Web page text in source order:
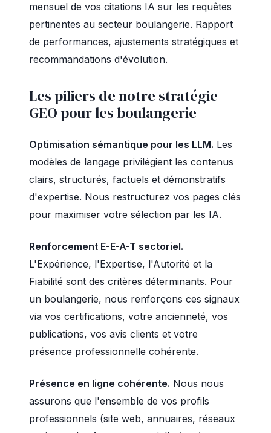
mensuel de vos citations IA sur les requêtes
pertinentes au secteur boulangerie. Rapport
de performances, ajustements stratégiques et
recommandations d'évolution.
Les piliers de notre stratégie
GEO pour les boulangerie
Optimisation sémantique pour les LLM. Les
modèles de langage privilégient les contenus
clairs, structurés, factuels et démonstratifs
d'expertise. Nous restructurez vos pages clés
pour maximiser votre sélection par les IA.
Renforcement E-E-A-T sectoriel.
L'Expérience, l'Expertise, l'Autorité et la
Fiabilité sont des critères déterminants. Pour
un boulangerie, nous renforçons ces signaux
via vos certifications, votre ancienneté, vos
publications, vos avis clients et votre
présence professionnelle cohérente.
Présence en ligne cohérente. Nous nous
assurons que l'ensemble de vos profils
professionnels (site web, annuaires, réseaux